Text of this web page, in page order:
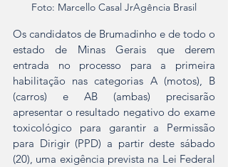
Foto: Marcello Casal JrAgência Brasil
Os candidatos de Brumadinho e de todo o
estado de Minas Gerais que derem
entrada no processo para a primeira
habilitação nas categorias A (motos), B
(carros) e AB (ambas) precisarão
apresentar o resultado negativo do exame
toxicológico para garantir a Permissão
para Dirigir (PPD) a partir deste sábado
(20), uma exigência prevista na Lei Federal